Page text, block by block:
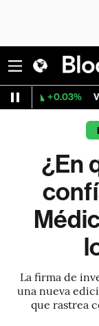
Visa 367.74
¿En
La firma de
una nueva
que rastrea